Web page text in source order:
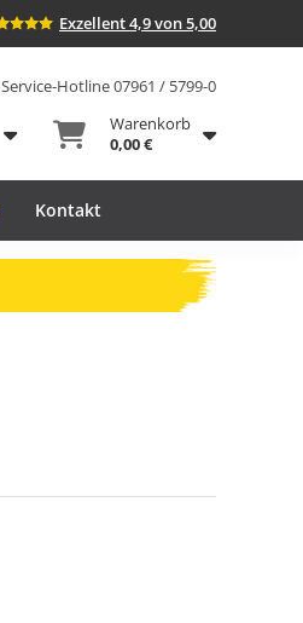
Exzellent 4,9 von 5,00
Service-Hotline 07961 / 5799-0
Warenkorb
0,00 €
Kontakt